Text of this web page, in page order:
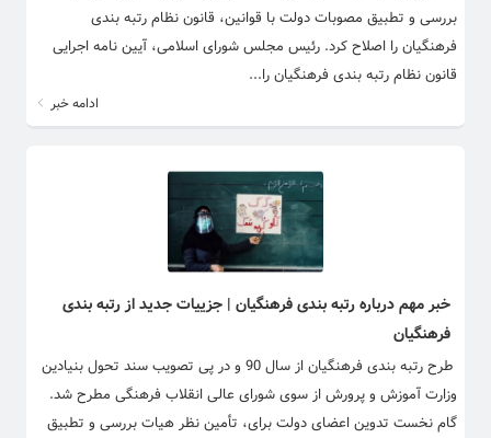
بررسی و تطبیق مصوبات دولت با قوانین، قانون نظام رتبه بندی
فرهنگیان را اصلاح کرد. رئیس مجلس شورای اسلامی، آیین نامه اجرایی
قانون نظام رتبه بندی فرهنگیان را...
ادامه خبر
خبر مهم درباره رتبه بندی فرهنگیان | جزییات جدید از رتبه بندی
فرهنگیان
​طرح رتبه بندی فرهنگیان از سال 90 و در پی تصویب سند تحول بنیادین
وزارت آموزش و پرورش از سوی شورای عالی انقلاب فرهنگی مطرح شد.
گام نخست تدوین اعضای دولت برای، تأمین نظر هیات بررسی و تطبیق